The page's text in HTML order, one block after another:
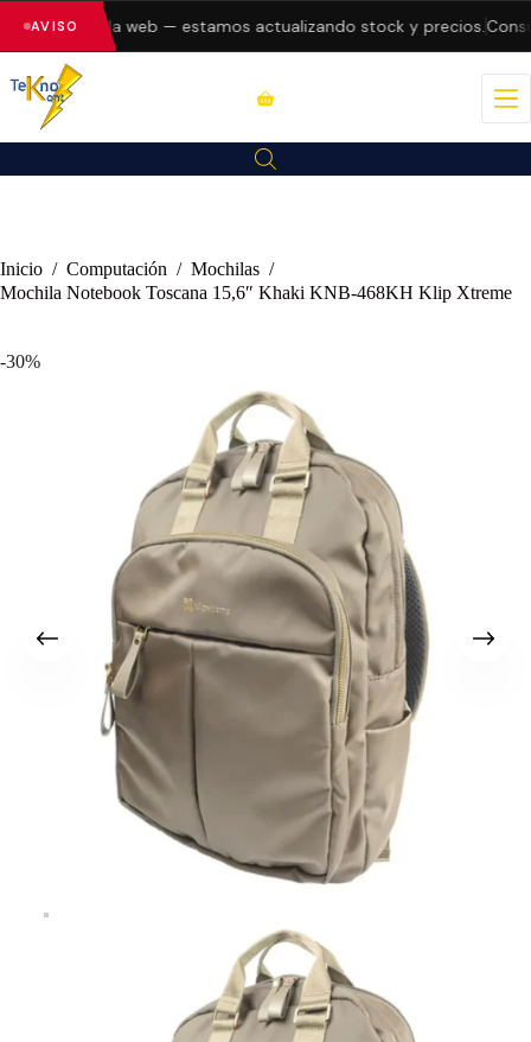
AVISO
errores en la web — estamos actualizando stock y precios.
Inicio / Computación / Mochilas /
Mochila Notebook Toscana 15,6″ Khaki KNB-468KH Klip Xtreme
-30%